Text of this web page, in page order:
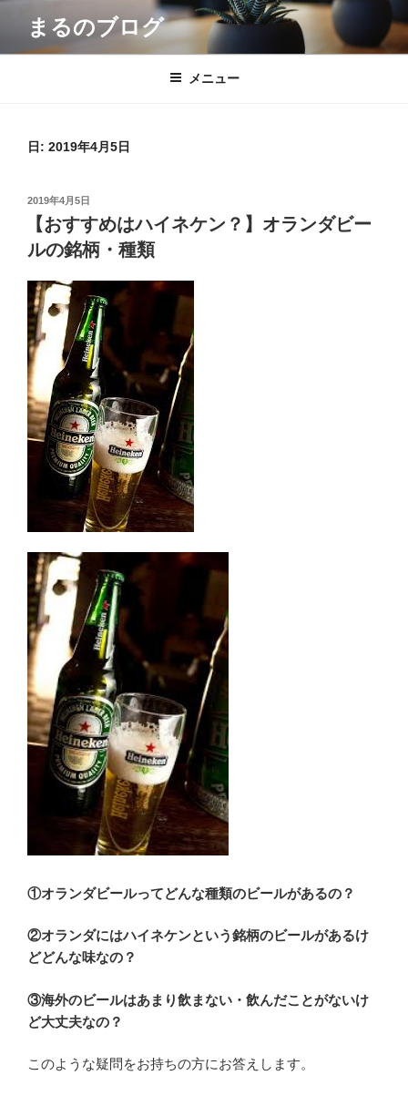
テ
まるのブログ
メニュー
日: 2019年4月5日
投
稿
日:
2019年4月5日
【おすすめはハイネケン？】オランダビー
ルの銘柄・種類
①オランダビールってどんな種類のビールがあるの？
②オランダにはハイネケンという銘柄のビールがあるけ
どどんな味なの？
③海外のビールはあまり飲まない・飲んだことがないけ
ど大丈夫なの？
このような疑問をお持ちの方にお答えします。